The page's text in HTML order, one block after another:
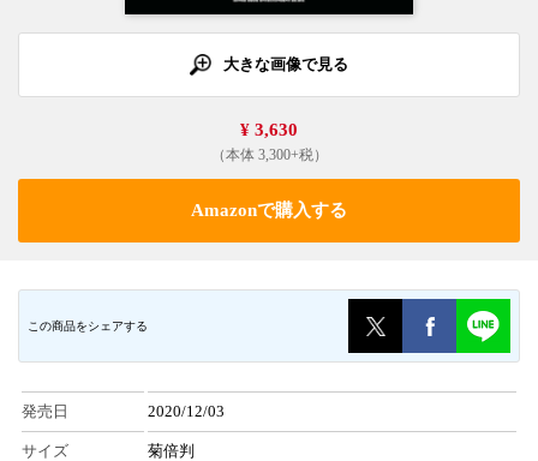
大きな画像で見る
¥ 3,630
（本体 3,300+税）
Amazonで購入する
この商品をシェアする
発売日 2020/12/03
サイズ 菊倍判